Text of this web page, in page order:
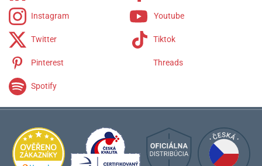
Instagram Youtube
Twitter Tiktok
Pinterest Threads
Spotify